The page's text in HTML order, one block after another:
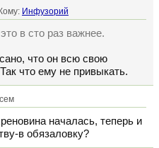
Инфузорий
в сто раз важнее.
что он всю свою
что ему не привыкать.
началась, теперь и
в обязаловку?